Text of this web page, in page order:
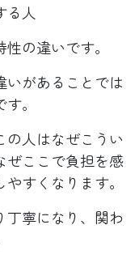
る人
の違いです。
があることでは
。
の人はなぜこうい
ぜここで負担を感
すくなります。
丁寧になり、関わ